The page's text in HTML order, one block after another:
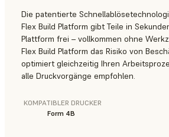
Die patentierte
Flex Build Platform gibt Teile in
Plattform frei – vollkommen ohne
Flex Build Platform das Risiko von
optimiert gleichzeitig Ihren
alle Druckvorgänge empfohlen.
KOMPATIBLER DRUCKER
Form 4B